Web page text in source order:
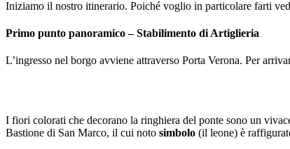
Iniziamo il nostro itinerario. Poiché voglio in particolare farti
Primo punto panoramico – Stabilimento di Artiglieria
L’ingresso nel borgo avviene attraverso Porta Verona. Per
I fiori colorati che decorano la ringhiera del ponte sono un
Bastione di San Marco, il cui noto simbolo (il leone) è